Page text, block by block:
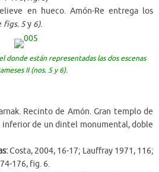
en hueco. Amón-Re entrega los
figs. 5y 6).
donde están representadas las dos escenas
II (nos. 5 y 6).
Recinto de Amón. Gran templo de
de un dintel monumental, doble
Costa, 2004, 16-17; Lauffray 1971, 116;
176, fig. 6.